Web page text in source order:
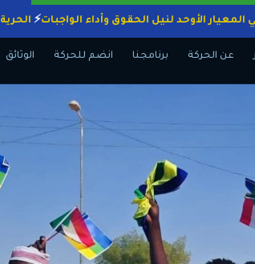
هي المعيار الأوحد لنيل الحقوق وأداء الواجبات
عن الحركة برنامجنا انضم للحركة الوثائق